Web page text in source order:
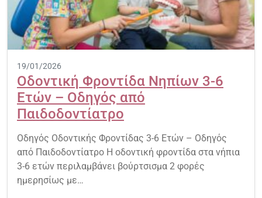
19/01/2026
Οδοντική Φροντίδα Νηπίων 3-6
Ετών – Οδηγός από
Παιδοδοντίατρο
Οδηγός Οδοντικής Φροντίδας 3-6 Ετών – Οδηγός
από Παιδοδοντίατρο Η οδοντική φροντίδα στα νήπια
3-6 ετών περιλαμβάνει βούρτσισμα 2 φορές
ημερησίως με…